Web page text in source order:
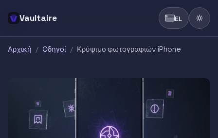
Vaultaire EL
Αρχική / Οδηγοί / Κρύψιμο φωτογραφιών iPhone